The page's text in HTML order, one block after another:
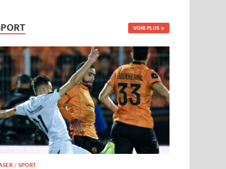
VOIR PLUS
/SPORT